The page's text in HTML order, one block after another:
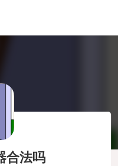
合法吗